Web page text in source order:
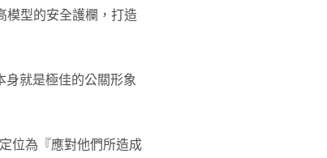
模型的安全護欄，打造
身就是極佳的公關形象
位為『應對他們所造成